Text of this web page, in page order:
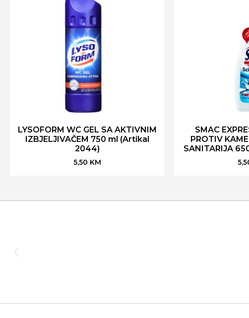
LYSOFORM WC GEL SA AKTIVNIM
IZBJELJIVAČEM 750 ml (Artikal
2044)
5,50 KM
SMAC
PROTIV
SANITARIJA